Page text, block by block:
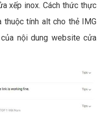
xếp inox. Cách thức thực
thuộc tính alt cho thẻ IMG
nội dung website cửa